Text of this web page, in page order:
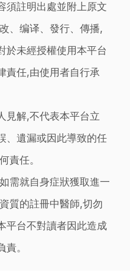
須註明出處並附上原文
、编译、發行、傳播,
於未經授權使用本平台
責任,由使用者自行承
見解,不代表本平台立
、遺漏或因此導致的任
責任。
需就自身症狀獲取進一
質的註冊中醫師,切勿
平台不對讀者因此造成
。